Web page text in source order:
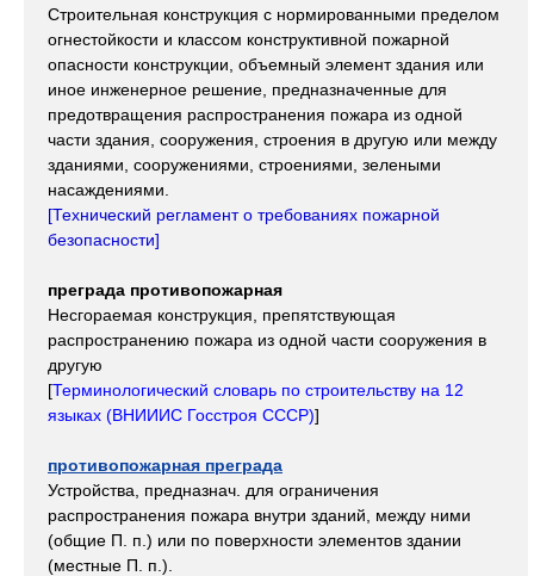
Строительная конструкция с нормированными пределом
огнестойкости и классом конструктивной пожарной
опасности конструкции, объемный элемент здания или
иное инженерное решение, предназначенные для
предотвращения распространения пожара из одной
части здания, сооружения, строения в другую или между
зданиями, сооружениями, строениями, зелеными
насаждениями.
[Технический регламент о требованиях пожарной
безопасности]
преграда противопожарная
Несгораемая конструкция, препятствующая
распространению пожара из одной части сооружения в
другую
[Терминологический словарь по строительству на 12
языках (ВНИИИС Госстроя СССР)]
противопожарная преграда
Устройства, предназнач. для ограничения
распространения пожара внутри зданий, между ними
(общие П. п.) или по поверхности элементов здании
(местные П. п.).